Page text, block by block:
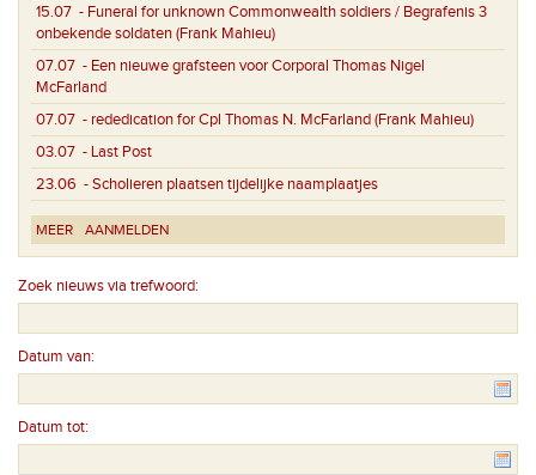
15.07 - Funeral for unknown Commonwealth soldiers / Begrafenis 3
onbekende soldaten (Frank Mahieu)
07.07 - Een nieuwe grafsteen voor Corporal Thomas Nigel
McFarland
07.07 - rededication for Cpl Thomas N. McFarland (Frank Mahieu)
03.07 - Last Post
23.06 - Scholieren plaatsen tijdelijke naamplaatjes
MEER AANMELDEN
Zoek nieuws via trefwoord:
Datum van:
Datum tot: